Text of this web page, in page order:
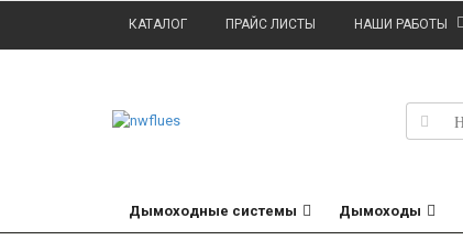
КАТАЛОГ ПРАЙС ЛИСТЫ НАШИ РАБОТЫ
Дымоходные системы Дымоходы